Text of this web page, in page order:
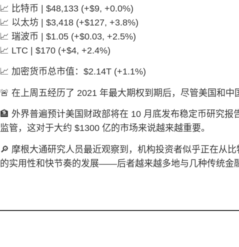
📈 比特币 | $48,133 (+$9, +0.0%)
📈 以太坊 | $3,418 (+$127, +3.8%)
📈 瑞波币 | $1.05 (+$0.03, +2.5%)
📈 LTC | $170 (+$4, +2.4%)
📈 加密货币总市值：$2.14T (+1.1%)
🚨 在上周五经历了 2021 年最大期权到期后，尽管美国和
🏦 外界普遍预计美国财政部将在 10 月底发布稳定币研究
监管，这对于大约 $1300 亿的市场来说越来越重要。
🔎 摩根大通研究人员最近观察到，机构投资者似乎正在从
的实用性和快节奏的发展——后者越来越多地与几种传统金